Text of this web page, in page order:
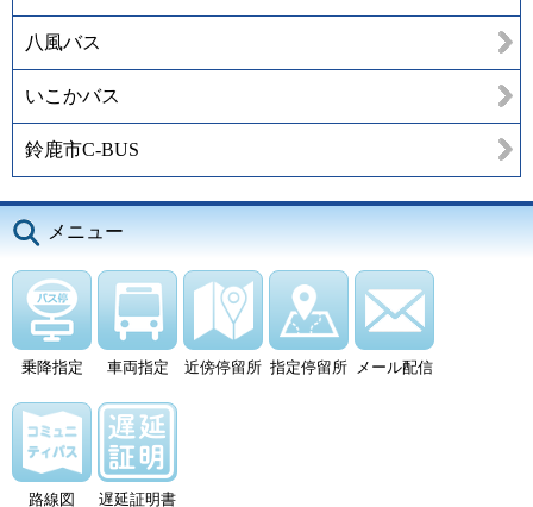
八風バス
いこかバス
鈴鹿市C-BUS
メニュー
乗降指定 車両指定 近傍停留所 指定停留所 メール配信
路線図 遅延証明書